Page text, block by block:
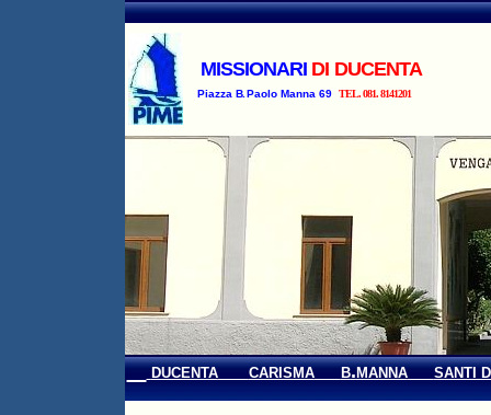
MISSIONARI DI DUCENTA
Piazza B. Paolo Manna 69 TEL. 081.8141201
DUCENTA CARISMA B.MANNA SANTI